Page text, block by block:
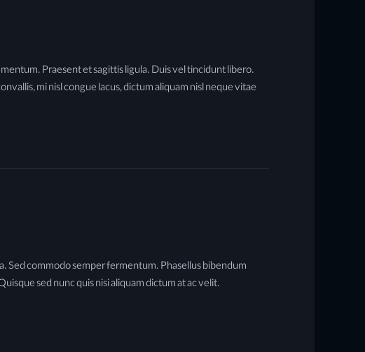
Praesent et sagittis ligula. Duis vel tincidunt libero.
mi nisl congue lacus, dictum aliquam nisl neque vitae
Sed commodo semper fermentum. Phasellus bibendum
sed nunc quis nisi aliquam dictum at ac velit.